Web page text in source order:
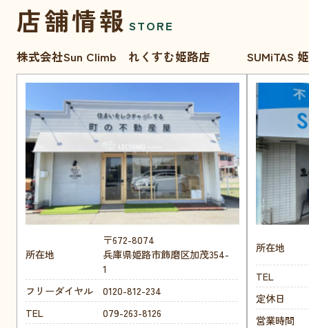
店舗情報 STORE
株式会社Sun Climb れくすむ姫路店
所在地
〒672-8074
兵庫県姫路市飾磨区加茂354-
1
フリーダイヤル
0120-812-234
TEL
079-263-8126
SUMiTAS
所在地
TEL
定休日
営業時間